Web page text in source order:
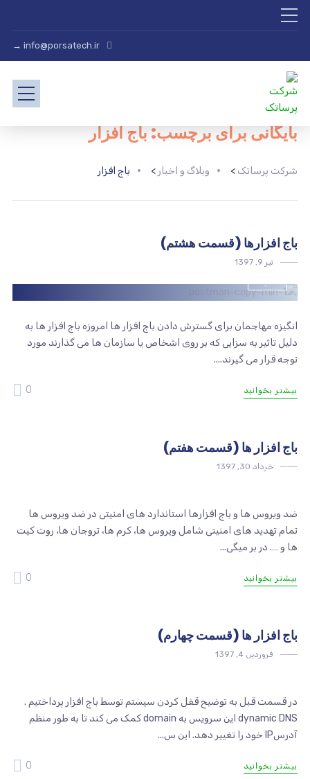
info@porsatech.ir →
بایگانی برای برچسب: باج افزار
شرکت پرساتک > وبلاگ و اخبار > باج افزار
باج افزارها (قسمت هشتم)
تیر 9, 1397
انگیزه مهاجمان برای گسترش دادن باج افزار ها امروزه باج افزار ها به
دلیل تاثیر به سزایی که بر روی اشخاص یا سازمان ها می گذارند مورد
توجه قرار می گیرند....
بیشتر بخوانید 0
باج افزار ها (قسمت هفتم)
خرداد 30, 1397
امنیت
ضد ویروس ها و باج افزارها استاندارد های امنیتی در ضد ویروس ها
تمام تهدید های امنیتی شامل ویروس ها، کرم ها، تروجان ها، روت کیت
ها و …. در بر میگی...
بیشتر بخوانید 0
باج افزار ها (قسمت چهارم)
فروردین 4, 1397
امنیت
در قسمت قبل به توضیح قفل کردن سیستم توسط باج افزار پرداختیم .
dynamic DNS این سرویس به domain کمک می کند تا به طور منظم
آدرسIP خود را تغییر دهد. این س...
بیشتر بخوانید 0